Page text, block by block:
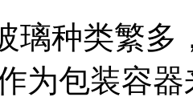
璃种类繁多
为包装容